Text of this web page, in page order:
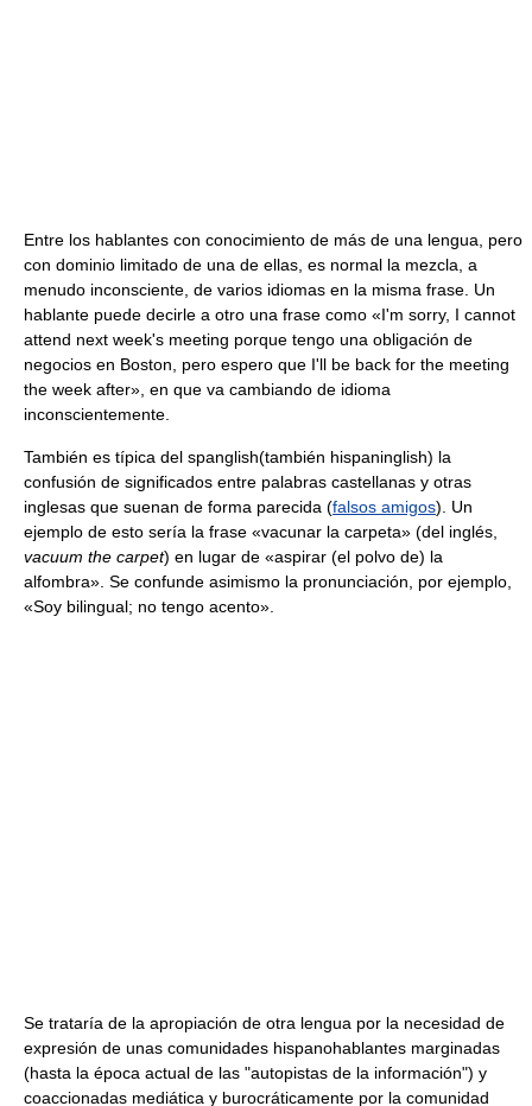
Entre los hablantes con conocimiento de más de una lengua, pero
con dominio limitado de una de ellas, es normal la mezcla, a
menudo inconsciente, de varios idiomas en la misma frase. Un
hablante puede decirle a otro una frase como «I'm sorry, I cannot
attend next week's meeting porque tengo una obligación de
negocios en Boston, pero espero que I'll be back for the meeting
the week after», en que va cambiando de idioma
inconscientemente.
También es típica del spanglish(también hispaninglish) la
confusión de significados entre palabras castellanas y otras
inglesas que suenan de forma parecida (falsos amigos). Un
ejemplo de esto sería la frase «vacunar la carpeta» (del inglés,
vacuum the carpet) en lugar de «aspirar (el polvo de) la
alfombra». Se confunde asimismo la pronunciación, por ejemplo,
«Soy bilingual; no tengo acento».
Se trataría de la apropiación de otra lengua por la necesidad de
expresión de unas comunidades hispanohablantes marginadas
(hasta la época actual de las "autopistas de la información") y
coaccionadas mediática y burocráticamente por la comunidad